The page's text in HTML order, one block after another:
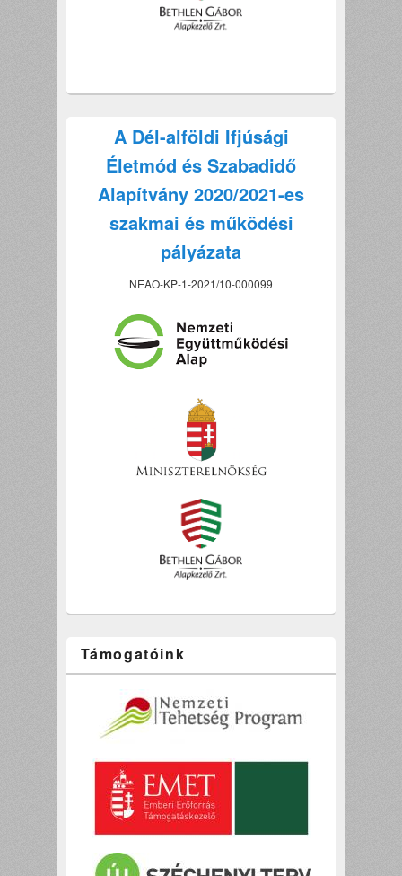
A Dél-alföldi Ifjúsági
Életmód és Szabadidő
Alapítvány 2020/2021-es
szakmai és működési
pályázata
NEAO-KP-1-2021/10-000099
Támogatóink